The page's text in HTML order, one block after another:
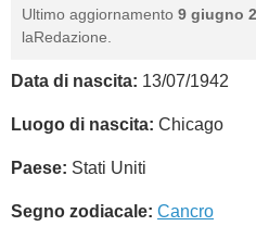
BIOGRAFIE
GASTRONOMIA
CAPELLI
Ultimo aggiornamento 9 giugno
laRedazione.
Data di nascita: 13/07/1942
Luogo di nascita: Chicago
Paese: Stati Uniti
Segno zodiacale: Cancro